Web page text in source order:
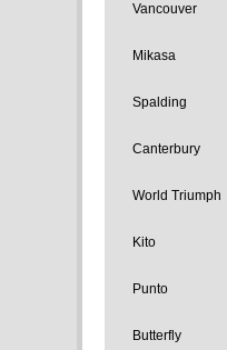
Vancouver
Mikasa
Spalding
Canterbury
World Triumph
Kito
Punto
Butterfly